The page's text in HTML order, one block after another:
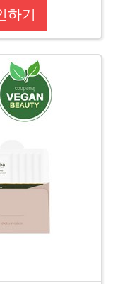
하기